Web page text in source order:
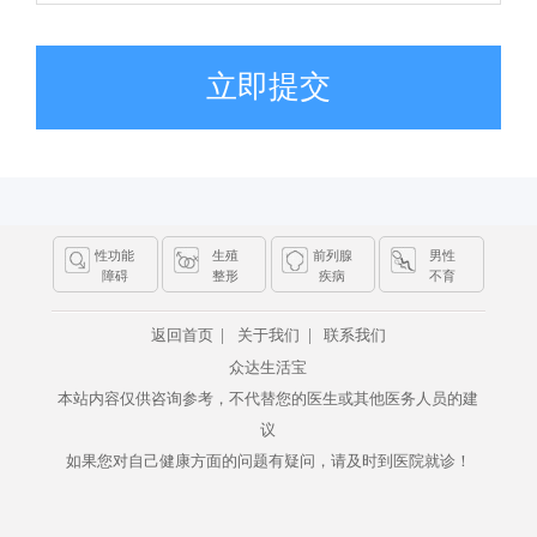
立即提交
性功能
障碍
生殖
整形
前列腺
疾病
男性
不育
返回首页 | 关于我们 |
联系我们
众达生活宝
本站内容仅供咨询参考，不代替您的医生或其他医务人员的建
议
如果您对自己健康方面的问题有疑问，请及时到医院就诊！